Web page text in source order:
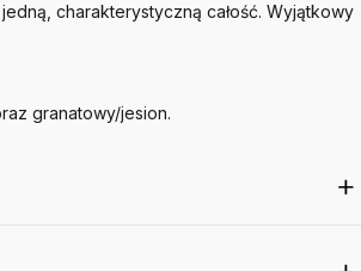
charakterystyczną całość. Wyjątkowy
granatowy/jesion.